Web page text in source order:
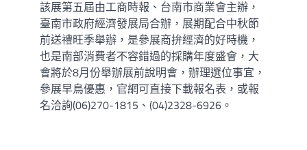
該展第五屆由工商時報、台南市商業會主辦，
臺南市政府經濟發展局合辦，展期配合中秋節
前送禮旺季舉辦，是參展商拚經濟的好時機，
也是南部消費者不容錯過的採購年度盛會，大
會將於8月份舉辦展前說明會，辦理選位事宜，
參展早鳥優惠，官網可直接下載報名表，或報
名洽詢(06)270-1815、(04)2328-6926。